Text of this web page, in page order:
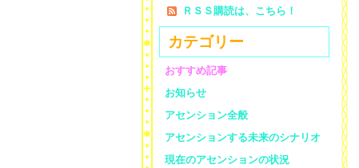
ＲＳＳ購読は、こちら！
カテゴリー
おすすめ記事
お知らせ
アセンション全般
アセンションする未来のシナリオ
現在のアセンションの状況